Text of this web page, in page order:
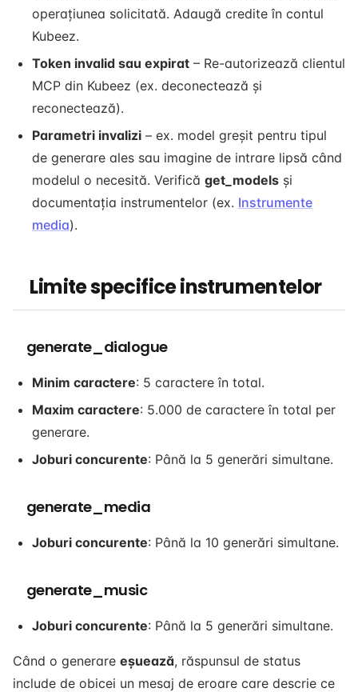
operațiunea solicitată. Adaugă credite în contul
Kubeez.
Token invalid sau expirat – Re-autorizează clientul
MCP din Kubeez (ex. deconectează și
reconectează).
Parametri invalizi – ex. model greșit pentru tipul
de generare ales sau imagine de intrare lipsă când
modelul o necesită. Verifică get_models și
documentația instrumentelor (ex. Instrumente
media).
Limite specifice instrumentelor
generate_dialogue
Minim caractere: 5 caractere în total.
Maxim caractere: 5.000 de caractere în total per
generare.
Joburi concurente: Până la 5 generări simultane.
generate_media
Joburi concurente: Până la 10 generări simultane.
generate_music
Joburi concurente: Până la 5 generări simultane.
Când o generare eșuează, răspunsul de status
include de obicei un mesaj de eroare care descrie ce